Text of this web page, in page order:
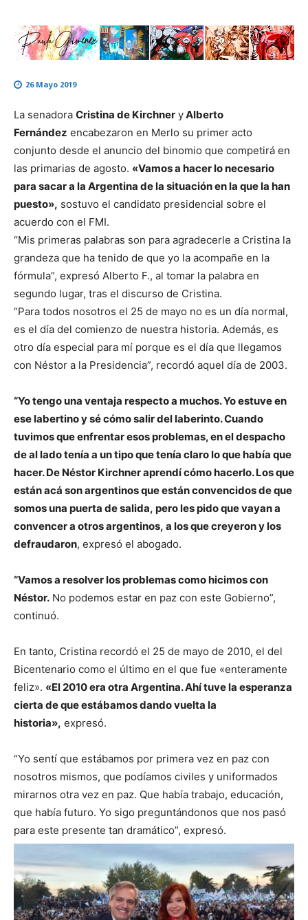
26 Mayo 2019
La senadora Cristina de Kirchner yAlberto
Fernández encabezaron en Merlo su primer acto
conjunto desde el anuncio del binomio que competirá en
las primarias de agosto. «Vamos a hacer lo necesario
para sacar a la Argentina de la situación en la que la han
puesto», sostuvo el candidato presidencial sobre el
acuerdo con el FMI.
“Mis primeras palabras son para agradecerle a Cristina la
grandeza que ha tenido de que yo la acompañe en la
fórmula”, expresó Alberto F., al tomar la palabra en
segundo lugar, tras el discurso de Cristina.
“Para todos nosotros el 25 de mayo no es un día normal,
es el día del comienzo de nuestra historia. Además, es
otro día especial para mí porque es el día que llegamos
con Néstor a la Presidencia”, recordó aquel día de 2003.
“Yo tengo una ventaja respecto a muchos. Yo estuve en
ese labertino y sé cómo salir del laberinto. Cuando
tuvimos que enfrentar esos problemas, en el despacho
de al lado tenía a un tipo que tenía claro lo que había que
hacer. De Néstor Kirchner aprendí cómo hacerlo. Los que
están acá son argentinos que están convencidos de que
somos una puerta de salida, pero les pido que vayan a
convencer a otros argentinos, a los que creyeron y los
defraudaron, expresó el abogado.
“Vamos a resolver los problemas como hicimos con
Néstor. No podemos estar en paz con este Gobierno”,
continuó.
En tanto, Cristina recordó el 25 de mayo de 2010, el del
Bicentenario como el último en el que fue «enteramente
feliz». «El 2010 era otra Argentina. Ahí tuve la esperanza
cierta de que estábamos dando vuelta la
historia», expresó.
“Yo sentí que estábamos por primera vez en paz con
nosotros mismos, que podíamos civiles y uniformados
mirarnos otra vez en paz. Que había trabajo, educación,
que había futuro. Yo sigo preguntándonos que nos pasó
para este presente tan dramático”, expresó.